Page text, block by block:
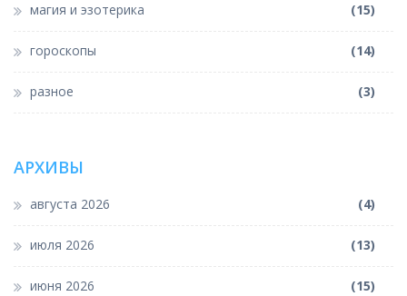
магия и эзотерика (15)
гороскопы (14)
разное (3)
АРХИВЫ
августа 2026 (4)
июля 2026 (13)
июня 2026 (15)